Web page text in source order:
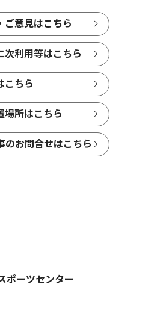
ご意見はこちら
次利用等はこちら
こちら
場所はこちら
のお問合せはこちら
ポーツセンター